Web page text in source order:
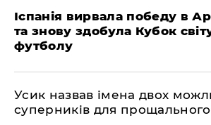
Іспанія вирвала победу в
та знову здобула Кубок
футболу
​Усик назвав імена двох
суперників для